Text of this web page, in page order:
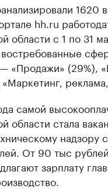
1620
hh.ru
области с 1 по 31
«Продажи» (29%),
реклама,
самой
области стала
надзору
От 90 тыс
зарплату